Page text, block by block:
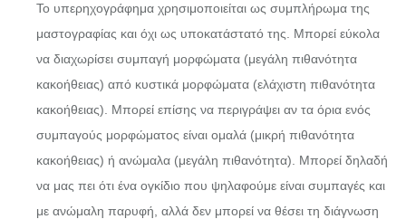
Το υπερηχογράφημα χρησιμοποιείται ως συμπλήρωμα της
μαστογραφίας και όχι ως υποκατάστατό της. Μπορεί εύκολα
να διαχωρίσει συμπαγή μορφώματα (μεγάλη πιθανότητα
κακοήθειας) από κυστικά μορφώματα (ελάχιστη πιθανότητα
κακοήθειας). Μπορεί επίσης να περιγράψει αν τα όρια ενός
συμπαγούς μορφώματος είναι ομαλά (μικρή πιθανότητα
κακοήθειας) ή ανώμαλα (μεγάλη πιθανότητα). Μπορεί δηλαδή
να μας πει ότι ένα ογκίδιο που ψηλαφούμε είναι συμπαγές και
με ανώμαλη παρυφή, αλλά δεν μπορεί να θέσει τη διάγνωση